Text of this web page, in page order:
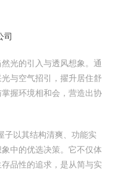
司
光的引入与透风想象。通
与空气招引，擢升居住舒
握环境相和会，营造出协
子以其结构清爽、功能实
中的优选决策。它不仅体
品性的追求，是从简与实